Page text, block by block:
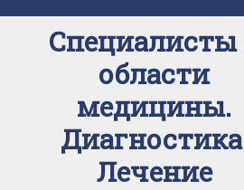
содержимомуСпециалисты
области
медицины.
Лечение